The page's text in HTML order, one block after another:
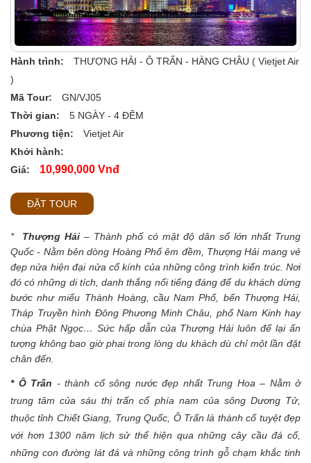
Hành trình:
THƯỢNG HẢI - Ô TRẤN - HÀNG CHÂU ( Vietjet Air
)
Mã Tour:
GN/VJ05
Thời gian:
5 NGÀY - 4 ĐÊM
Phương tiện:
Vietjet Air
Khởi hành:
Giá:
10,990,000 Vnđ
ĐẶT TOUR
* Thượng Hải – Thành phố có mật độ dân số lớn nhất Trung
Quốc - Nằm bên dòng Hoàng Phố êm đềm, Thượng Hải mang vẻ
đẹp nửa hiện đại nửa cổ kính của những công trình kiến trúc. Nơi
đó có những di tích, danh thắng nổi tiếng đáng để du khách dừng
bước như miếu Thành Hoàng, cầu Nam Phố, bến Thượng Hải,
Tháp Truyền hình Đông Phương Minh Châu, phố Nam Kinh hay
chùa Phật Ngọc… Sức hấp dẫn của Thượng Hải luôn để lại ấn
tượng không bao giờ phai trong lòng du khách dù chỉ một lần đặt
chân đến.
* Ô Trấn - thành cổ sông nước đẹp nhất Trung Hoa – Nằm ở
trung tâm của sáu thị trấn cổ phía nam của sông Dương Tử,
thuộc tỉnh Chiết Giang, Trung Quốc, Ô Trấn là thành cổ tuyệt đẹp
với hơn 1300 năm lịch sử thể hiện qua những cây cầu đá cổ,
những con đường lát đá và những công trình gỗ chạm khắc tinh